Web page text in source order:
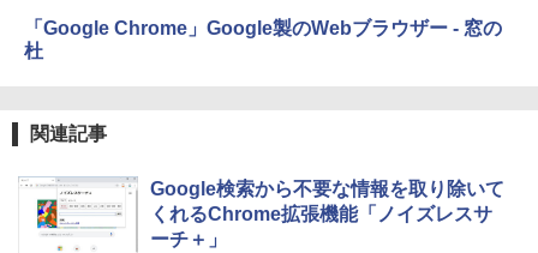
「Google Chrome」Google製のWebブラウザー - 窓の
杜
関連記事
Google検索から不要な情報を取り除いて
くれるChrome拡張機能「ノイズレスサ
ーチ＋」